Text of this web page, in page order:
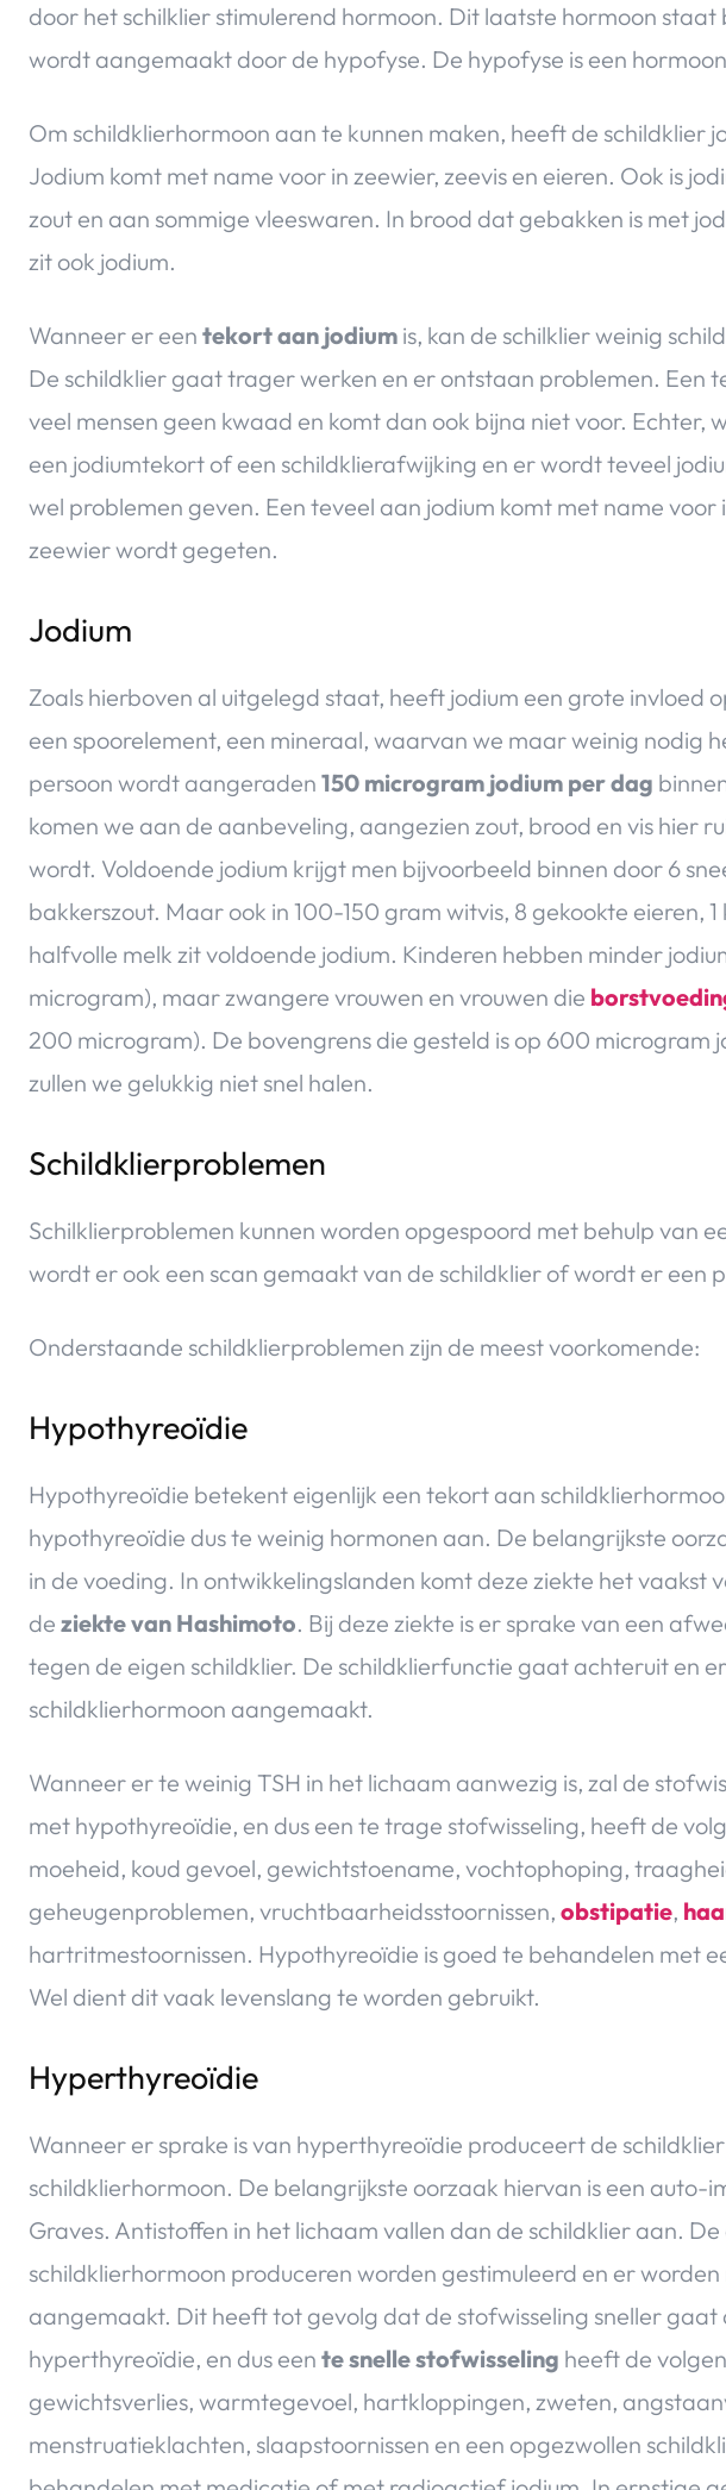
door het schilklier stimulerend hormoon. Dit laatste hormoon staat
wordt aangemaakt door de hypofyse. De hypofyse is een
Om schildklierhormoon aan te kunnen maken, heeft de schildklier
Jodium komt met name voor in zeewier, zeevis en eieren. Ook is
zout en aan sommige vleeswaren. In brood dat gebakken is met
zit ook jodium.
Wanneer er een tekort aan jodium is, kan de schilklier weinig
De schildklier gaat trager werken en er ontstaan problemen. Een
veel mensen geen kwaad en komt dan ook bijna niet voor. Echter,
een jodiumtekort of een schildklierafwijking en er wordt teveel
wel problemen geven. Een teveel aan jodium komt met name
zeewier wordt gegeten.
Jodium
Zoals hierboven al uitgelegd staat, heeft jodium een grote invloed
een spoorelement, een mineraal, waarvan we maar weinig nodig
persoon wordt aangeraden 150 microgram jodium per dag
komen we aan de aanbeveling, aangezien zout, brood en vis hier
wordt. Voldoende jodium krijgt men bijvoorbeeld binnen door 6
bakkerszout. Maar ook in 100-150 gram witvis, 8 gekookte eieren, 1
halfvolle melk zit voldoende jodium. Kinderen hebben minder
microgram), maar zwangere vrouwen en vrouwen die
200 microgram). De bovengrens die gesteld is op 600 microgram
zullen we gelukkig niet snel halen.
Schildklierproblemen
Schilklierproblemen kunnen worden opgespoord met behulp van
wordt er ook een scan gemaakt van de schildklier of wordt er een
Onderstaande schildklierproblemen zijn de meest voorkomende:
Hypothyreoïdie
Hypothyreoïdie betekent eigenlijk een tekort aan
hypothyreoïdie dus te weinig hormonen aan. De belangrijkste
in de voeding. In ontwikkelingslanden komt deze ziekte het vaakst
de ziekte van Hashimoto. Bij deze ziekte is er sprake van een
tegen de eigen schildklier. De schildklierfunctie gaat achteruit en
schildklierhormoon aangemaakt.
Wanneer er te weinig TSH in het lichaam aanwezig is, zal de
met hypothyreoïdie, en dus een te trage stofwisseling, heeft de
moeheid, koud gevoel, gewichtstoename, vochtophoping,
geheugenproblemen, vruchtbaarheidsstoornissen, obstipatie,
hartritmestoornissen. Hypothyreoïdie is goed te behandelen met
Wel dient dit vaak levenslang te worden gebruikt.
Hyperthyreoïdie
Wanneer er sprake is van hyperthyreoïdie produceert de
schildklierhormoon. De belangrijkste oorzaak hiervan is een auto-
Graves. Antistoffen in het lichaam vallen dan de schildklier aan.
schildklierhormoon produceren worden gestimuleerd en er
aangemaakt. Dit heeft tot gevolg dat de stofwisseling sneller
hyperthyreoïdie, en dus een te snelle stofwisseling heeft de
gewichtsverlies, warmtegevoel, hartkloppingen, zweten,
menstruatieklachten, slaapstoornissen en een opgezwollen